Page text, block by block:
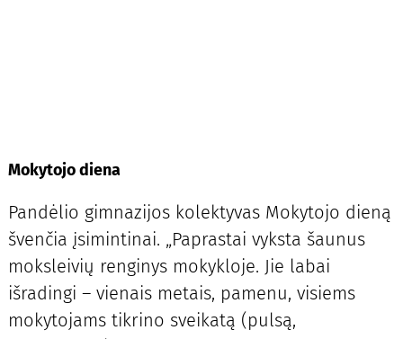
Mokytojo diena
Pandėlio gimnazijos kolektyvas Mokytojo dieną
švenčia įsimintinai. „Paprastai vyksta šaunus
moksleivių renginys mokykloje. Jie labai
išradingi – vienais metais, pamenu, visiems
mokytojams tikrino sveikatą (pulsą,